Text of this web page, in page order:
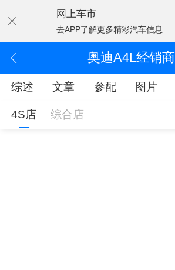
网上车市
去APP了解更多精彩汽车信息
奥迪A4L经销商
综述 文章 参配 图片
4S店 综合店